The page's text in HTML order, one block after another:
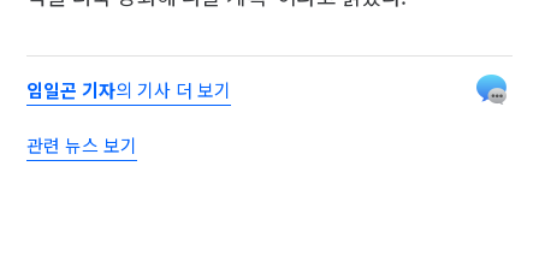
임일곤 기자의 기사 더 보기
관련 뉴스 보기